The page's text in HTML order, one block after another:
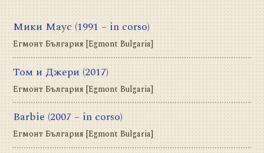
Мики Маус (1991 – in corso)
Егмонт България [Egmont Bulgaria]
Том и Джери (2017)
Егмонт България [Egmont Bulgaria]
Barbie (2007 – in corso)
Егмонт България [Egmont Bulgaria]